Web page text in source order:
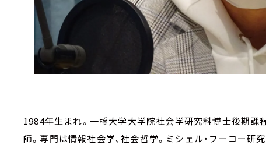
1984年生まれ。一橋大学大学院社会学研究科博士後期課
師。専門は情報社会学、社会哲学。ミシェル・フーコー